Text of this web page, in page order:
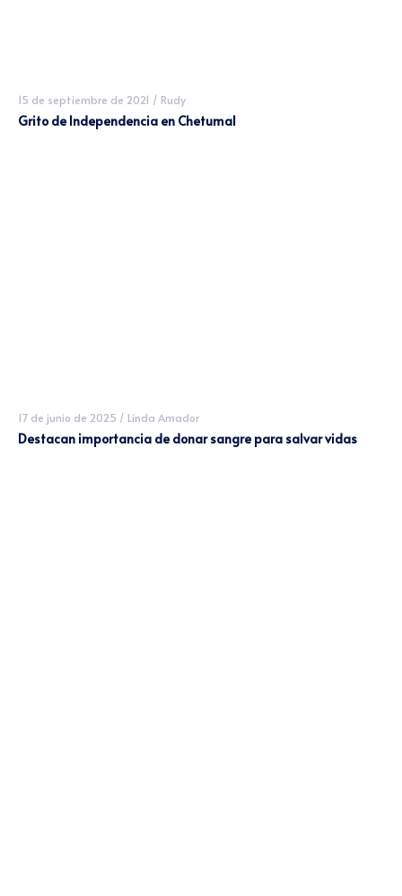
15 de septiembre de 2021 / Rudy
Grito de Independencia en Chetumal
17 de junio de 2025 / Linda Amador
Destacan importancia de donar sangre para salvar vidas